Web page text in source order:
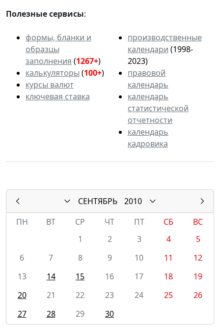
Полезные сервисы:
формы, бланки и
образцы
заполнения (1267+)
калькуляторы (100+)
курсы валют
ключевая ставка
производственные
календари (1998-
2023)
правовой
календарь
календарь
статистической
отчетности
календарь
кадровика
СЕНТЯБРЬ
2010
ПН
ВТ СР ЧТ ПТ СБ
ВС
1
2 3 4
5
6
7 8 9 10 11
12
13
14 15 16 17 18
19
20
21 22 23 24 25
26
27
28 29 30